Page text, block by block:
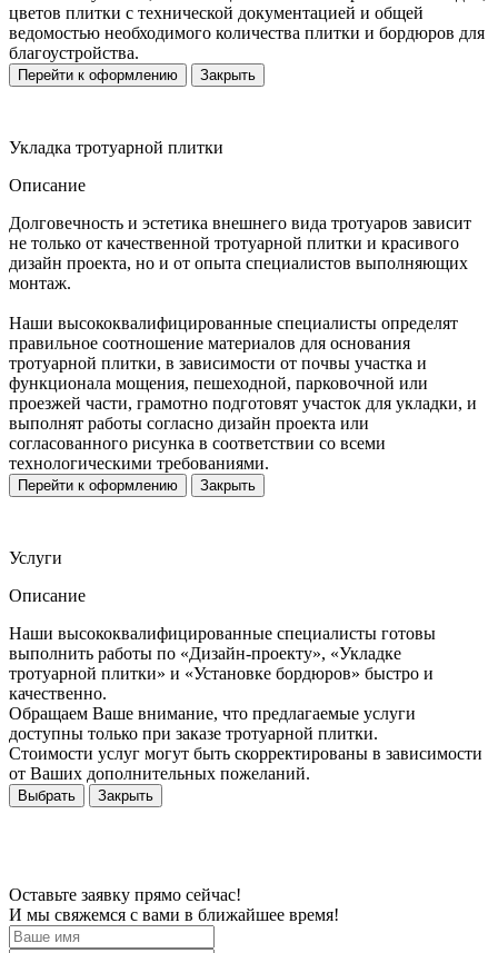
цветов плитки с технической документацией и общей
ведомостью необходимого количества плитки и бордюров для
благоустройства.
Перейти к оформлению Закрыть
Укладка тротуарной плитки
Описание
Долговечность и эстетика внешнего вида тротуаров зависит
не только от качественной тротуарной плитки и красивого
дизайн проекта, но и от опыта специалистов выполняющих
монтаж.
Наши высококвалифицированные специалисты определят
правильное соотношение материалов для основания
тротуарной плитки, в зависимости от почвы участка и
функционала мощения, пешеходной, парковочной или
проезжей части, грамотно подготовят участок для укладки, и
выполнят работы согласно дизайн проекта или
согласованного рисунка в соответствии со всеми
технологическими требованиями.
Перейти к оформлению Закрыть
Услуги
Описание
Наши высококвалифицированные специалисты готовы
выполнить работы по «Дизайн-проекту», «Укладке
тротуарной плитки» и «Установке бордюров» быстро и
качественно.
Обращаем Ваше внимание, что предлагаемые услуги
доступны только при заказе тротуарной плитки.
Стоимости услуг могут быть скорректированы в зависимости
от Ваших дополнительных пожеланий.
Выбрать Закрыть
Оставьте заявку прямо сейчас!
И мы свяжемся с вами в ближайшее время!